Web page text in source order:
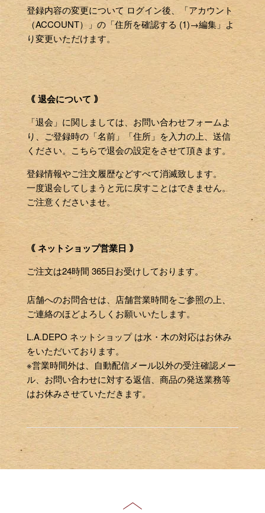
登録内容の変更について ログイン後、「アカウント
（ACCOUNT）」の「住所を確認する (1)→編集」よ
り変更いただけます。
｟ 退会について ｠
「退会」に関しましては、お問い合わせフォームよ
り、ご登録時の「名前」「住所」を入力の上、送信
ください。こちらで退会の設定をさせて頂きます。
登録情報やご注文履歴などすべて消滅致します。
一度退会してしまうと元に戻すことはできません。
ご注意くださいませ。
｟ ネットショップ営業日 ｠
ご注文は24時間 365日お受けしております。
店舗へのお問合せは、店舗営業時間をご参照の上、
ご連絡のほどよろしくお願いいたします。
L.A.DEPO ネットショップ は水・木の対応はお休み
をいただいております。
※営業時間外は、自動配信メール以外の受注確認メー
ル、お問い合わせに対する返信、商品の発送業務等
はお休みさせていただきます。